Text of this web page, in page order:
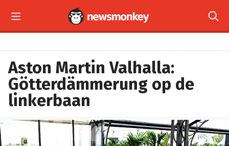
 
Aston Martin Valhalla:
Götterdämmerung op de
linkerbaan